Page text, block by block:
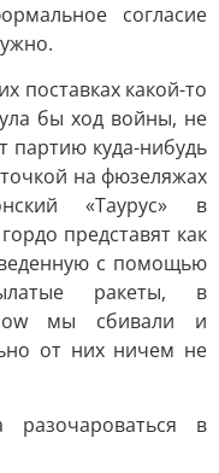
согласие
поставках какой-то
бы ход войны, не
партию куда-нибудь
на фюзеляжах
«Таурус» в
представят как
с помощью
ракеты, в
мы сбивали и
от них ничем не
в